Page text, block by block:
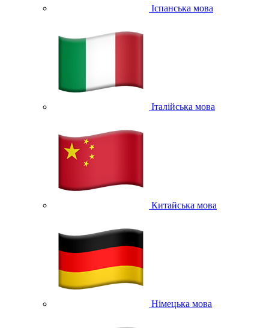
Іспанська мова
Італійська мова
Китайська мова
Німецька мова